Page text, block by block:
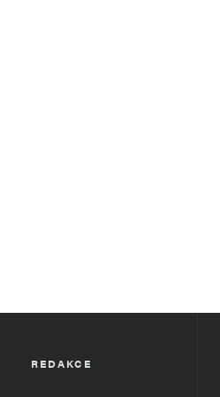
REDAKCE